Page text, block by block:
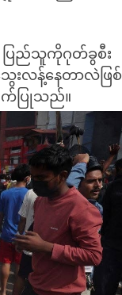
ပြည်သူကိုဂုတ်ခွစီး
းလန့်နေတာလဲဖြစ်
က်ပြုသည်။